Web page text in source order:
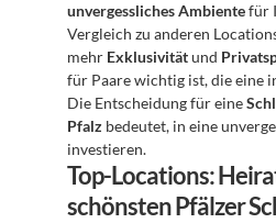
unvergessliches Ambiente für
Vergleich zu anderen
mehr Exklusivität und
für Paare wichtig ist, die eine
Die Entscheidung für eine
Pfalz bedeutet, in eine
investieren.
Top-Locations:
schönsten Pfälzer